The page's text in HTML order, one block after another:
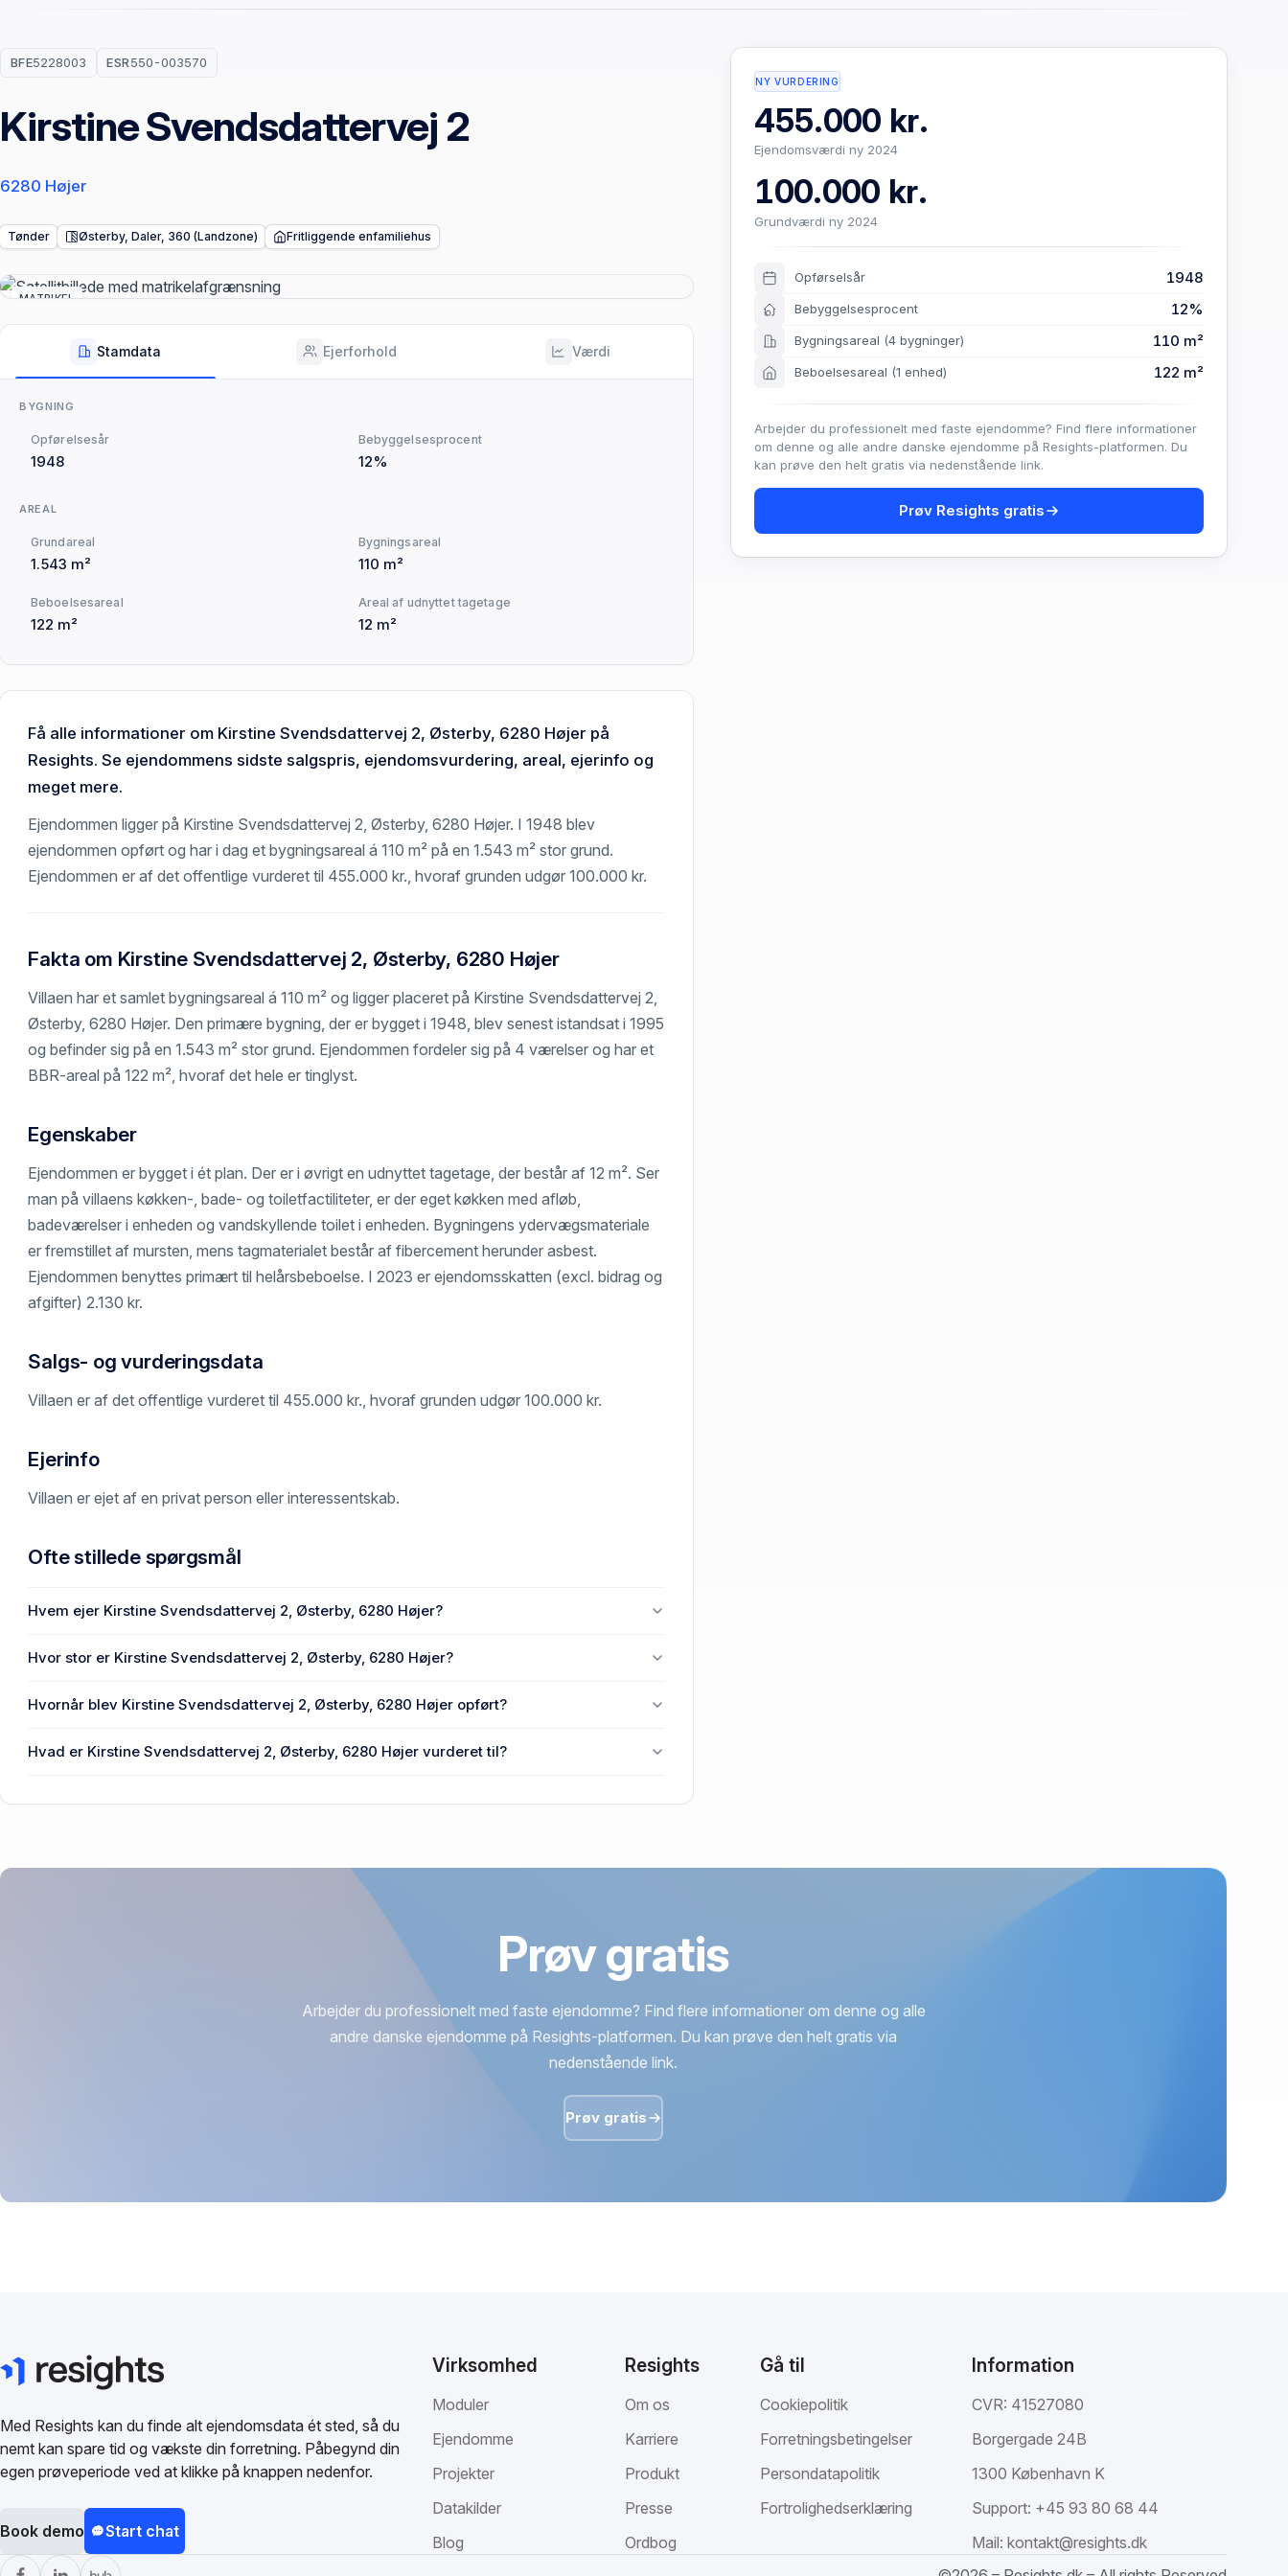
BFE5228003 ESR550-003570
Kirstine Svendsdattervej 2
6280 Højer
Tønder Østerby, Daler, 360 (Landzone) Fritliggende enfamiliehus
MATRIKEL
Stamdata Ejerforhold Værdi
BYGNING
Opførelsesår
1948
Bebyggelsesprocent
12%
AREAL
Grundareal
1.543 m²
Bygningsareal
110 m²
Beboelsesareal
122 m²
Areal af udnyttet tagetage
12 m²
Få alle informationer om Kirstine Svendsdattervej 2, Østerby, 6280 Højer på
Resights. Se ejendommens sidste salgspris, ejendomsvurdering, areal, ejerinfo og
meget mere.
Ejendommen ligger på Kirstine Svendsdattervej 2, Østerby, 6280 Højer. I 1948 blev
ejendommen opført og har i dag et bygningsareal á 110 m² på en 1.543 m² stor grund.
Ejendommen er af det offentlige vurderet til 455.000 kr., hvoraf grunden udgør 100.000 kr.
Fakta om Kirstine Svendsdattervej 2, Østerby, 6280 Højer
Villaen har et samlet bygningsareal á 110 m² og ligger placeret på Kirstine Svendsdattervej 2,
Østerby, 6280 Højer. Den primære bygning, der er bygget i 1948, blev senest istandsat i 1995
og befinder sig på en 1.543 m² stor grund. Ejendommen fordeler sig på 4 værelser og har et
BBR-areal på 122 m², hvoraf det hele er tinglyst.
Egenskaber
Ejendommen er bygget i ét plan. Der er i øvrigt en udnyttet tagetage, der består af 12 m². Ser
man på villaens køkken-, bade- og toiletfactiliteter, er der eget køkken med afløb,
badeværelser i enheden og vandskyllende toilet i enheden. Bygningens ydervægsmateriale
er fremstillet af mursten, mens tagmaterialet består af fibercement herunder asbest.
Ejendommen benyttes primært til helårsbeboelse. I 2023 er ejendomsskatten (excl. bidrag og
afgifter) 2.130 kr.
Salgs- og vurderingsdata
Villaen er af det offentlige vurderet til 455.000 kr., hvoraf grunden udgør 100.000 kr.
Ejerinfo
Villaen er ejet af en privat person eller interessentskab.
Ofte stillede spørgsmål
Hvem ejer Kirstine Svendsdattervej 2, Østerby, 6280 Højer?
Hvor stor er Kirstine Svendsdattervej 2, Østerby, 6280 Højer?
Hvornår blev Kirstine Svendsdattervej 2, Østerby, 6280 Højer opført?
Hvad er Kirstine Svendsdattervej 2, Østerby, 6280 Højer vurderet til?
NY VURDERING
455.000 kr.
Ejendomsværdi ny 2024
100.000 kr.
Grundværdi ny 2024
Opførselsår 1948
Bebyggelsesprocent 12%
Bygningsareal (4 bygninger) 110 m²
Beboelsesareal (1 enhed) 122 m²
Arbejder du professionelt med faste ejendomme? Find flere informationer
om denne og alle andre danske ejendomme på Resights-platformen. Du
kan prøve den helt gratis via nedenstående link.
Prøv Resights gratis
Prøv gratis
Arbejder du professionelt med faste ejendomme? Find flere informationer om denne og alle
andre danske ejendomme på Resights-platformen. Du kan prøve den helt gratis via
nedenstående link.
Prøv gratis
Med Resights kan du finde alt ejendomsdata ét sted, så du
nemt kan spare tid og vækste din forretning. Påbegynd din
egen prøveperiode ved at klikke på knappen nedenfor.
Book demo Start chat
Virksomhed
Moduler
Ejendomme
Projekter
Datakilder
Blog
Resights
Om os
Karriere
Produkt
Presse
Ordbog
Gå til
Cookiepolitik
Forretningsbetingelser
Persondatapolitik
Fortrolighedserklæring
Information
CVR: 41527080
Borgergade 24B
1300 København K
Support: +45 93 80 68 44
Mail: kontakt@resights.dk